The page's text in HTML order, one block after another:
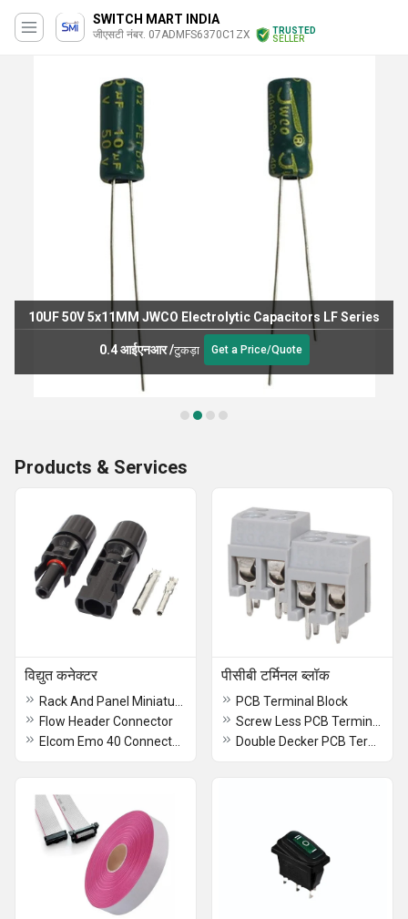
SWITCH MART INDIA
जीएसटी नंबर. 07ADMFS6370C1ZX
TRUSTED
SELLER
10UF 50V 5x11MM JWCO Electrolytic Capacitors LF Series
0.4 आईएनआर/टुकड़ा Get a Price/Quote
Products & Services
विद्युत कनेक्टर
Flow Header Connector
पीसीबी टर्मिनल ब्लॉक
PCB Terminal Block